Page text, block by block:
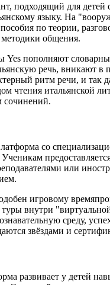
подходящий для детей
языку. На
по теории,
общения.
пополняют
речь, вникают в
ритм речи, и так
чтения итальянской
сочинений.
со
или
игровому
внутри
среду,
звёздами и
развивает у детей